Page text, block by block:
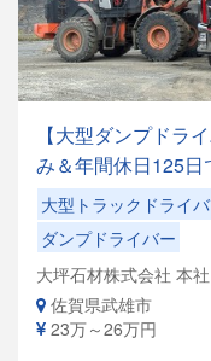
【大型ダンプドラ
み＆年間休日125
充実！【手作業での
シ】ショベル使用◎
【自社専属便】安心
きる環境です
大型トラックドライ
ダンプドライバー
大坪石材株式会社 本社
佐賀県武雄市
23万～26万円